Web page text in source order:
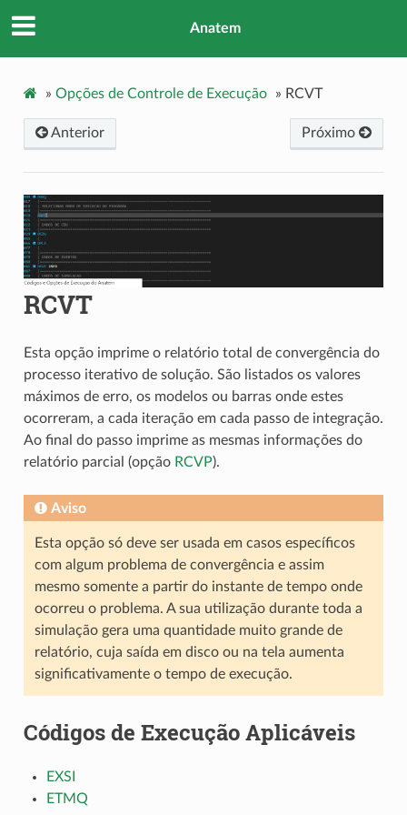
Anatem
» Opções de Controle de Execução » RCVT
Próximo
Anterior
RCVT
Esta opção imprime o relatório total de convergência do
processo iterativo de solução. São listados os valores
máximos de erro, os modelos ou barras onde estes
ocorreram, a cada iteração em cada passo de integração.
Ao final do passo imprime as mesmas informações do
relatório parcial (opção RCVP).
Aviso
Esta opção só deve ser usada em casos específicos
com algum problema de convergência e assim
mesmo somente a partir do instante de tempo onde
ocorreu o problema. A sua utilização durante toda a
simulação gera uma quantidade muito grande de
relatório, cuja saída em disco ou na tela aumenta
significativamente o tempo de execução.
Códigos de Execução Aplicáveis
EXSI
ETMQ